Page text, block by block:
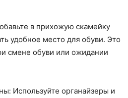
в прихожую скамейку
удобное место для обуви. Это
смене обуви или ожидании
Используйте органайзеры и